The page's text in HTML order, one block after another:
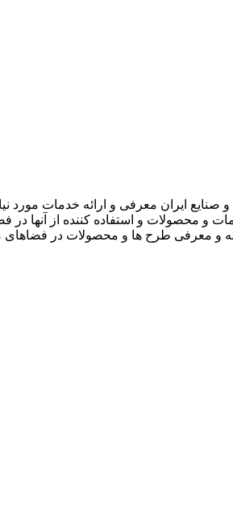
ایران معرفی و ارائه خدمات
و محصولات و استفاده کننده از آنها
و معرفی طرح ها و محصولات در